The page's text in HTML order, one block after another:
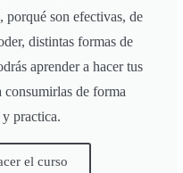
porqué son efectivas, de
distintas formas de
aprender a hacer tus
consumirlas de forma
practica.
el curso